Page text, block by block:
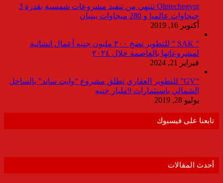
Olptechegypt تنتهي من تنفيذ مشروعات شمسية بقدرة 3
جيجاوات عالميا و 280 ميجاوات ببنبان
أكتوبر 16, 2019
” SAK ” للتطوير تضخ ٣٠٠ مليون جنيه أعمال انشائية
لمشروعاتها بالعاصمة خلال ٢٠٢٤
فبراير 21, 2024
“GV” للتطوير العقاري تطلق مشروع “وايت ساند” بالساحل
الشمالي باستثمارات 9مليار جنيه
يوليو 28, 2019
تابعنا على فيسبوك
أحدث المقالات